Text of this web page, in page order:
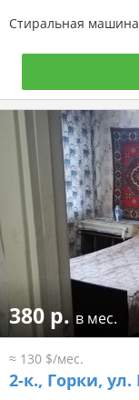
Стиральная машина
380 р. в мес.
≈ 130 $/мес.
2-к., Горки,